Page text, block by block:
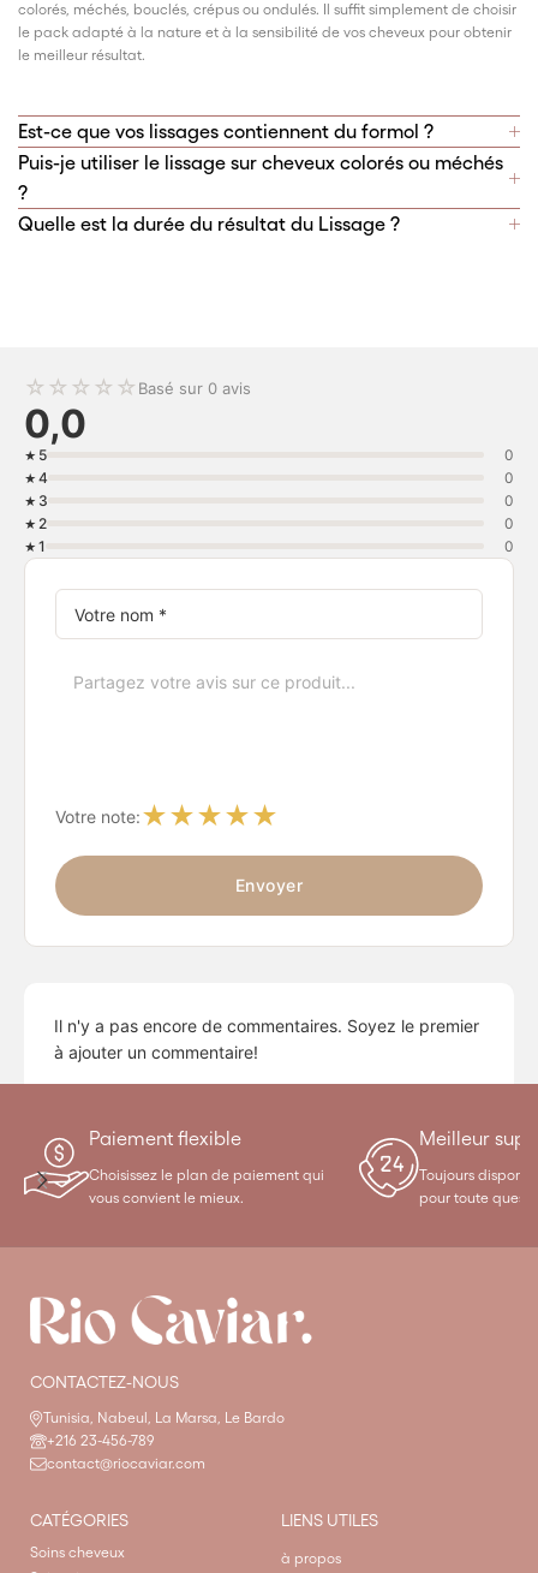
colorés, méchés, bouclés, crépus ou ondulés. Il suffit simplement de choisir
le pack adapté à la nature et à la sensibilité de vos cheveux pour obtenir
le meilleur résultat.
Est-ce que vos lissages contiennent du formol ?
Puis-je utiliser le lissage sur cheveux colorés ou méchés
?
Quelle est la durée du résultat du Lissage ?
☆ ☆ ☆ ☆ ☆ Basé sur 0 avis
0,0
5
0
4
0
3
0
2
0
1
0
Votre note:★★★★★
Envoyer
Il n'y a pas encore de commentaires. Soyez le premier
à ajouter un commentaire!
Paiement flexible
Choisissez le plan de paiement qui
vous convient le mieux.
Meilleur
Toujours
pour toute
CONTACTEZ-NOUS
Tunisia, Nabeul, La Marsa, Le Bardo
+216 23-456-789
contact@riocaviar.com
CATÉGORIES
Soins cheveux
LIENS UTILES
à propos